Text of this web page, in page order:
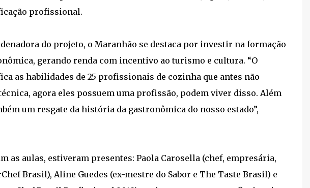
profissional.
do projeto, o Maranhão se destaca por investir na formação
gerando renda com incentivo ao turismo e cultura. “O
as habilidades de 25 profissionais de cozinha que antes não
agora eles possuem uma profissão, podem viver disso. Além
um resgate da história da gastronômica do nosso estado”,
as aulas, estiveram presentes: Paola Carosella (chef, empresária,
Brasil), Aline Guedes (ex-mestre do Sabor e The Taste Brasil) e